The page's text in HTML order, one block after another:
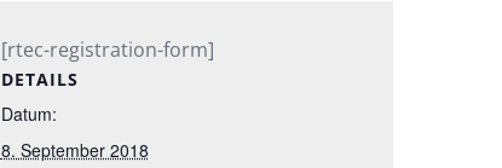
[rtec-registration-form]
DETAILS
Datum:
8. September 2018